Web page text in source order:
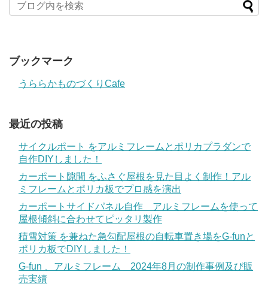
ブックマーク
うららかものづくりCafe
最近の投稿
サイクルポート をアルミフレームとポリカプラダンで
自作DIYしました！
カーポート隙間 をふさぐ屋根を見た目よく制作！アル
ミフレームとポリカ板でプロ感を演出
カーポートサイドパネル自作 アルミフレームを使って
屋根傾斜に合わせてピッタリ製作
積雪対策 を兼ねた急勾配屋根の自転車置き場をG-funと
ポリカ板でDIYしました！
G-fun 、アルミフレーム 2024年8月の制作事例及び販
売実績